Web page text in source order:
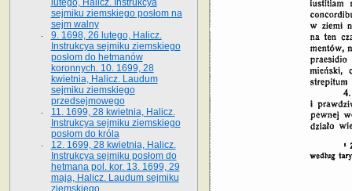
lutego, Halicz. Instrukcya
sejmiku ziemskiego posłom na
sejm walny
9. 1698, 26 lutego, Halicz.
Instrukcya sejmiku ziemskiego
posłom do hetmanów
koronnych. 10. 1699, 28
kwietnia, Halicz. Laudum
sejmiku ziemskiego
przedsejmowego
11. 1699, 28 kwietnia, Halicz.
Instrukcya sejmiku ziemskiego
posłom do króla
12. 1699, 28 kwietnia, Halicz.
Instrukcya sejmiku posłom do
hetmana pol. kor. 13. 1699, 29
maja, Halicz. Laudum sejmiku
ziemskiego